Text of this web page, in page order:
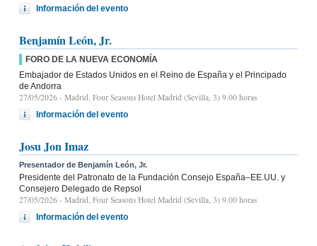
Información del evento
Benjamín León, Jr.
FORO DE LA NUEVA ECONOMÍA
Embajador de Estados Unidos en el Reino de España y el Principado
de Andorra
27/05/2026 - Madrid, Four Seasons Hotel Madrid (Sevilla, 3) 9.00 horas
Información del evento
Josu Jon Imaz
Presentador de Benjamín León, Jr.
Presidente del Patronato de la Fundación Consejo España–EE.UU. y
Consejero Delegado de Repsol
27/05/2026 - Madrid, Four Seasons Hotel Madrid (Sevilla, 3) 9.00 horas
Información del evento